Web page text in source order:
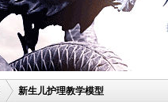
新生儿护理教学模型